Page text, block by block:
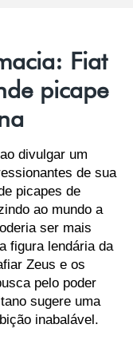
Fiat
picape
divulgar um
de sua
picapes de
ao mundo a
ser mais
figura lendária da
Zeus e os
pelo poder
sugere uma
inabalável.